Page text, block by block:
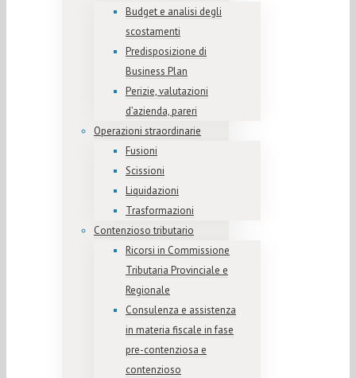
Budget e analisi degli
scostamenti
Predisposizione di
Business Plan
Perizie, valutazioni
d’azienda, pareri
Operazioni straordinarie
Fusioni
Scissioni
Liquidazioni
Trasformazioni
Contenzioso tributario
Ricorsi in Commissione
Tributaria Provinciale e
Regionale
Consulenza e assistenza
in materia fiscale in fase
pre-contenziosa e
contenzioso